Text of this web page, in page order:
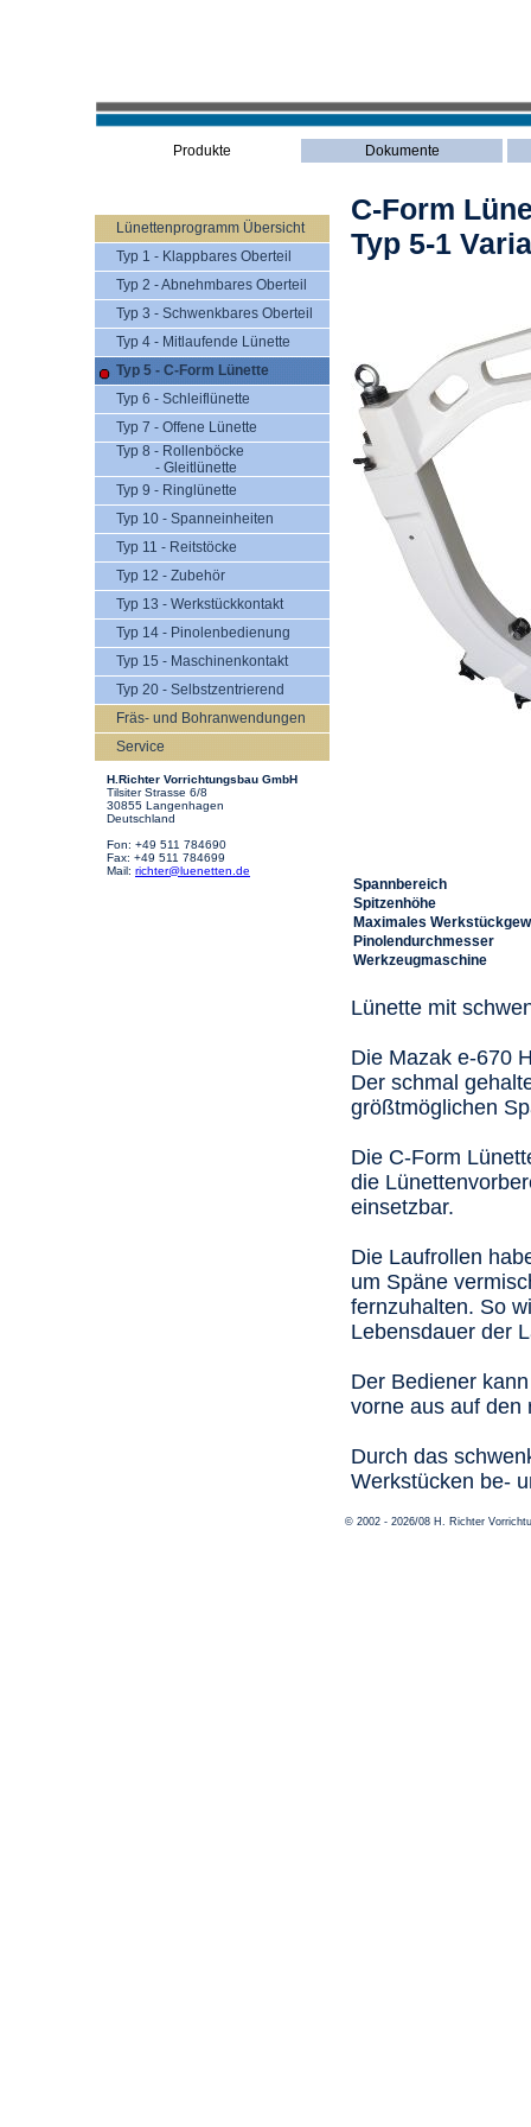
Produkte Dokumente
Lünettenprogramm Übersicht
Typ 1 - Klappbares Oberteil
Typ 2 - Abnehmbares Oberteil
Typ 3 - Schwenkbares Oberteil
Typ 4 - Mitlaufende Lünette
Typ 5 - C-Form Lünette
Typ 6 - Schleiflünette
Typ 7 - Offene Lünette
Typ 8 - Rollenböcke
- Gleitlünette
Typ 9 - Ringlünette
Typ 10 - Spanneinheiten
Typ 11 - Reitstöcke
Typ 12 - Zubehör
Typ 13 - Werkstückkontakt
Typ 14 - Pinolenbedienung
Typ 15 - Maschinenkontakt
Typ 20 - Selbstzentrierend
Fräs- und Bohranwendungen
Service
H.Richter Vorrichtungsbau GmbH
Tilsiter Strasse 6/8
30855 Langenhagen
Deutschland
Fon: +49 511 784690
Fax: +49 511 784699
Mail: richter@luenetten.de
C-Form
Typ 5-1
Spannbereich
Spitzenhöhe
Maximales
Pinolendurchmesser
Werkzeugmaschine
Lünette mit
Die Mazak e-670
Der schmal
größtmöglichen
Die C-Form
die
einsetzbar.
Die Laufrollen
um Späne
fernzuhalten. So
Lebensdauer der
Der Bediener
vorne aus auf den
Durch das
Werkstücken be-
© 2002 - 2026/08 H. Richter